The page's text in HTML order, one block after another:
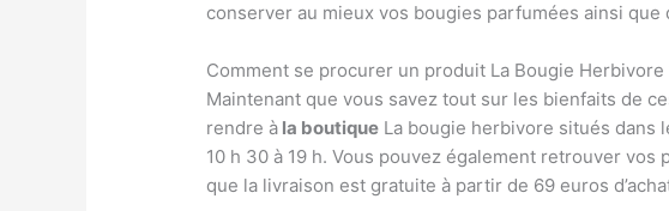
conserver au mieux vos bougies parfumées ainsi
Comment se procurer un produit La Bougie Herbivore
Maintenant que vous savez tout sur les bienfaits de
rendre à la boutique La bougie herbivore situés dans
10 h 30 à 19 h. Vous pouvez également retrouver
que la livraison est gratuite à partir de 69 euros